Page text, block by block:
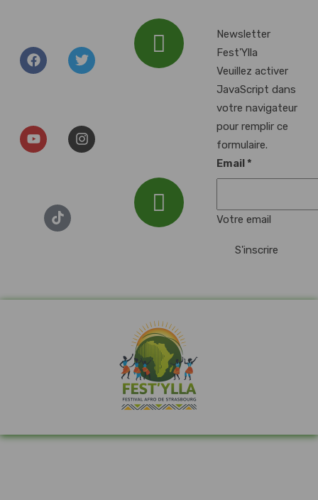
Newsletter
Fest'Ylla
Veuillez activer
JavaScript dans
votre navigateur
pour remplir ce
formulaire.
Email*
Votre email
S'inscrire